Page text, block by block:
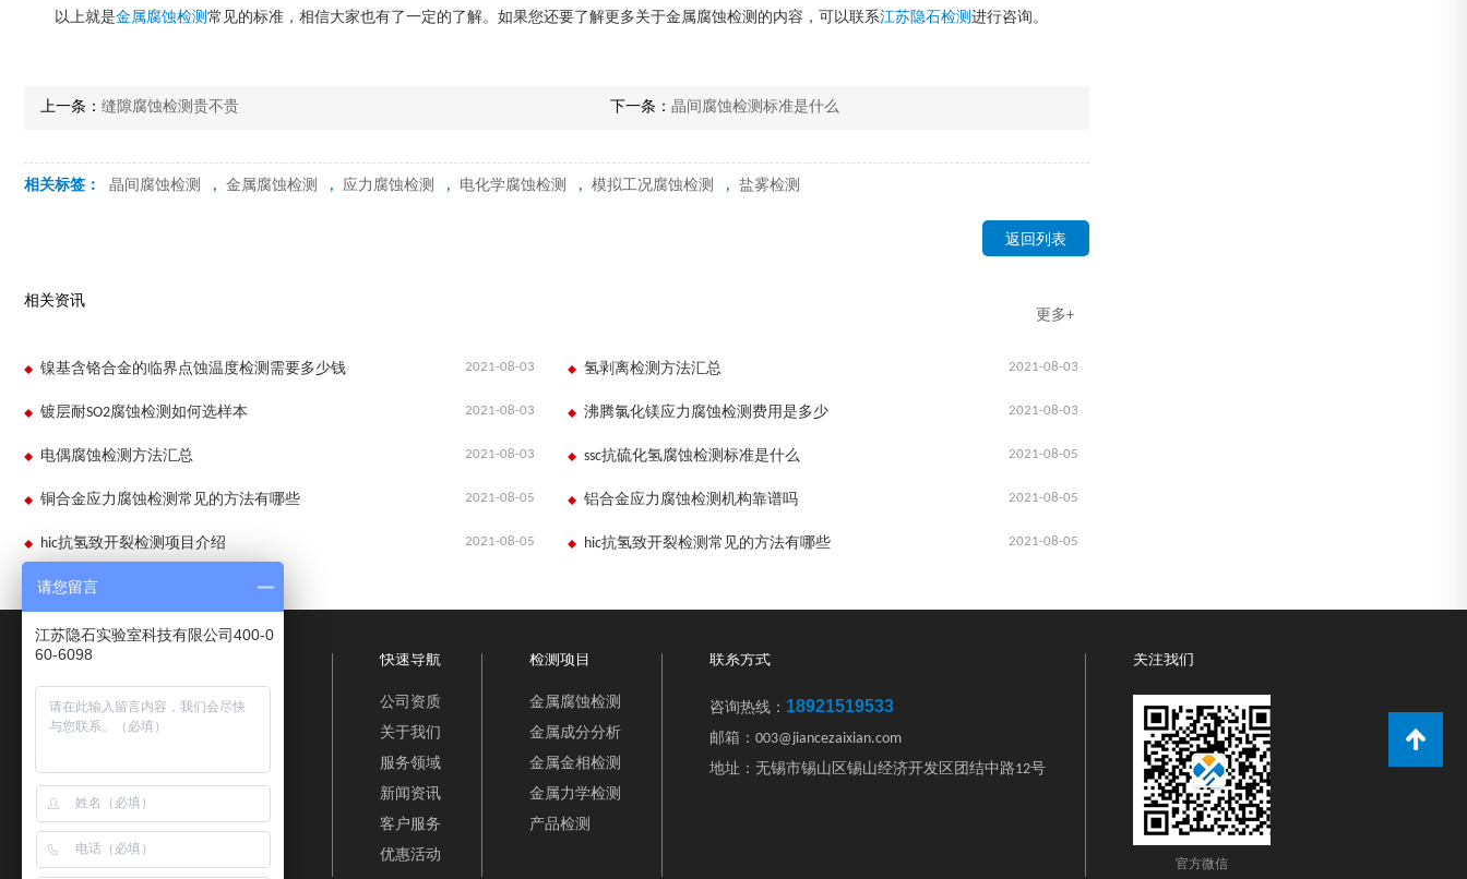
以上就是金属腐蚀检测 常见的标准，相信大家也有了一定的了解。如果您还要了解更多关于金属腐蚀检测的内容，可以联系江苏隐石检测 进行咨询。
上一条： 缝隙腐蚀检测贵不贵 下一条： 晶间腐蚀检测标准是什么
相关标签： 晶间腐蚀检测 , 金属腐蚀检测 , 应力腐蚀检测 , 电化学腐蚀检测 , 模拟工况腐蚀检测 , 盐雾检测
返回列表
相关资讯
更多+
2021-08-03
镍基含铬合金的临界点蚀温度检测需要多少钱 2021-08-03
氢剥离检测方法汇总
2021-08-03
镀层耐SO2腐蚀检测如何选样本 2021-08-03
沸腾氯化镁应力腐蚀检测费用是多少
2021-08-03
电偶腐蚀检测方法汇总 2021-08-05
ssc抗硫化氢腐蚀检测标准是什么
2021-08-05
铜合金应力腐蚀检测常见的方法有哪些 2021-08-05
铝合金应力腐蚀检测机构靠谱吗
2021-08-05
hic抗氢致开裂检测项目介绍 2021-08-05
hic抗氢致开裂检测常见的方法有哪些
快速导航
公司资质
关于我们
服务领域
新闻资讯
客户服务
优惠活动
检测项目
金属腐蚀检测
金属成分分析
金属金相检测
金属力学检测
产品检测
联系方式
咨询热线： 18921519533
邮箱：003@jiancezaixian.com
地址：无锡市锡山区锡山经济开发区团结中路12号
关注我们
官方微信
请您留言
江苏隐石实验室科技有限公司400-0
60-6098